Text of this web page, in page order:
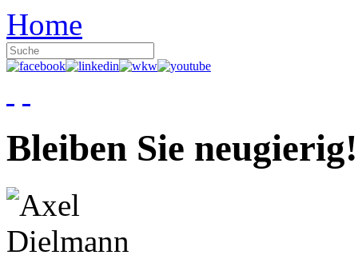
Home
Bleiben Sie neugierig!